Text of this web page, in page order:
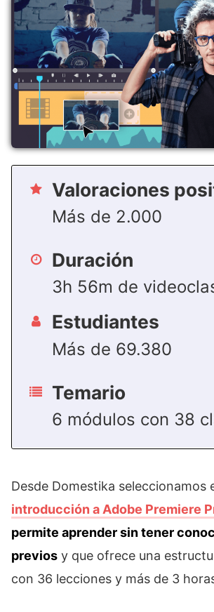
Valoraciones
Más de 2.000
Duración
3h 56m de
Estudiantes
Más de 69.380
Temario
6 módulos con 38
Desde Domestika seleccionamos
introducción a Adobe Premiere
permite aprender sin tener
previos y que ofrece una
con 36 lecciones y más de 3